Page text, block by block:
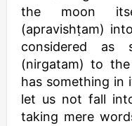
the moon
(apravishṭam)
considered as
(nirgatam) to
has something in
let us not fall
taking mere